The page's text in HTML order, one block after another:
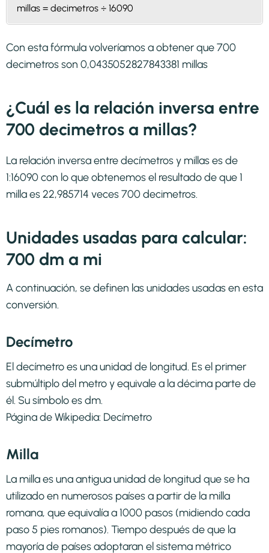
millas = decimetros ÷ 16090
Con esta fórmula volveríamos a obtener que 700
decimetros son 0,0435052827843381 millas
¿Cuál es la relación inversa entre
700 decimetros a millas?
La relación inversa entre decímetros y millas es de
1:16090 con lo que obtenemos el resultado de que 1
milla es 22,985714 veces 700 decimetros.
Unidades usadas para calcular:
700 dm a mi
A continuación, se definen las unidades usadas en esta
conversión.
Decímetro
El decímetro es una unidad de longitud. Es el primer
submúltiplo del metro y equivale a la décima parte de
él. Su símbolo es dm.
Página de Wikipedia: Decímetro
Milla
La milla es una antigua unidad de longitud que se ha
utilizado en numerosos países a partir de la milla
romana, que equivalía a 1000 pasos (midiendo cada
paso 5 pies romanos). Tiempo después de que la
mayoría de países adoptaran el sistema métrico